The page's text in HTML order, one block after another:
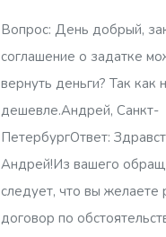
Вопрос: День добрый,
соглашение о задатке
вернуть деньги? Так как
дешевле.Андрей, Санкт-
ПетербургОтвет:
Андрей!Из вашего
следует, что вы желаете
договор по